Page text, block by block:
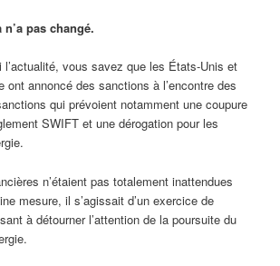
pas changé.
vous savez que les États-Unis et
ont annoncé des sanctions à l’encontre des
qui prévoient notamment une coupure
SWIFT et une dérogation pour les
n’étaient pas totalement inattendues
mesure, il s’agissait d’un exercice de
à détourner l’attention de la poursuite du